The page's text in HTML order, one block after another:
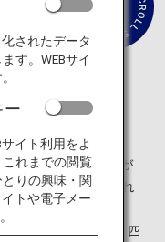
戸時代（1603〜
港町の歴史と文化が
1947年に設立され
地内に広がるの
ジ、秋は紅葉と、四
されたデータ
す。WEBサイ
ー
イト利用をよ
れまでの閲覧
りの興味・関
トや電子メー